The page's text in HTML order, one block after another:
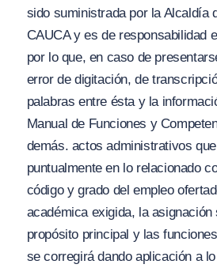
sido suministrada por la Alcaldía
CAUCA y es de responsabilidad
por lo que, en caso de
error de digitación, de
palabras entre ésta y la
Manual de Funciones y
demás. actos administrativos
puntualmente en lo relacionado
código y grado del empleo
académica exigida, la asignación
propósito principal y las
se corregirá dando aplicación a